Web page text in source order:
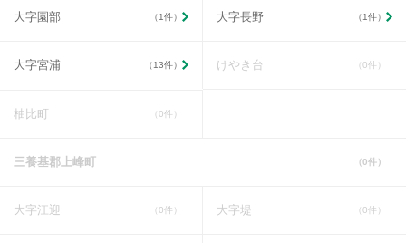
大字園部 （1件） 大字長野 （1件）
大字宮浦 （13件） けやき台 （0件）
柚比町 （0件）
三養基郡上峰町 （0件）
大字江迎 （0件） 大字堤 （0件）